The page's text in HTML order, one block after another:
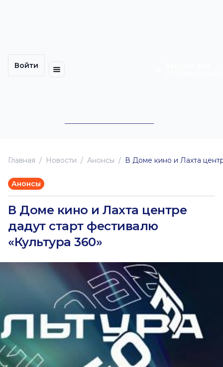
Войти
Главная Новоcти Анонсы В Доме кино и Лахта
Анонсы
В Доме кино и Лахта центре
дадут старт фестивалю
«Культура 360»